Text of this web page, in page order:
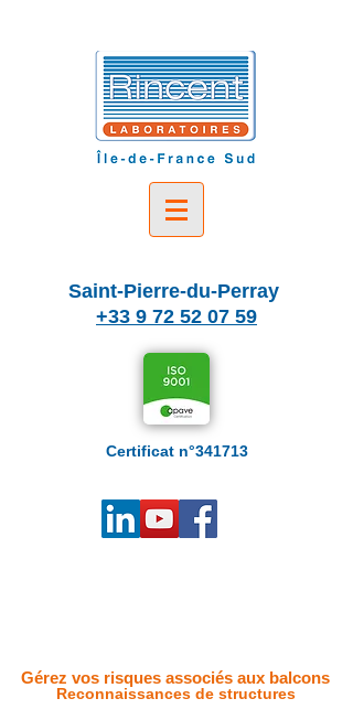
Saint-Pierre-du-Perray
+33 9 72 52 07 59
Certificat n°341713
Gérez vos risques associés aux balcons
Reconnaissances de structures